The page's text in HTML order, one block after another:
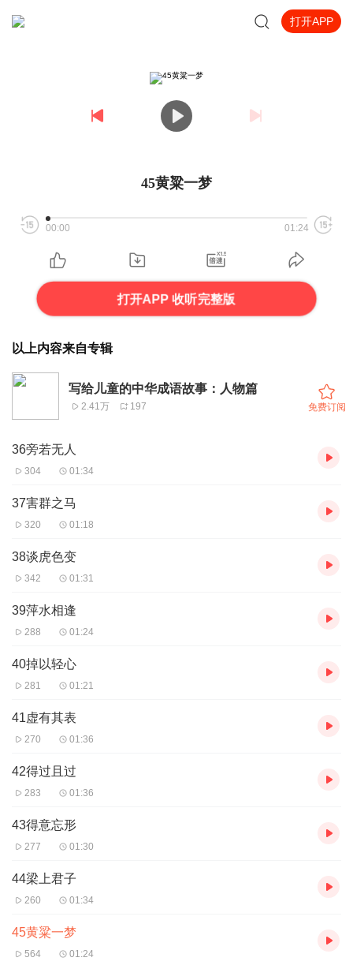
打开APP
45黄粱一梦
00:00 01:24
打开APP 收听完整版
以上内容来自专辑
写给儿童的中华成语故事：人物篇
2.41万 197 免费订阅
36旁若无人
304 01:34
37害群之马
320 01:18
38谈虎色变
342 01:31
39萍水相逢
288 01:24
40掉以轻心
281 01:21
41虚有其表
270 01:36
42得过且过
283 01:36
43得意忘形
277 01:30
44梁上君子
260 01:34
45黄粱一梦
564 01:24